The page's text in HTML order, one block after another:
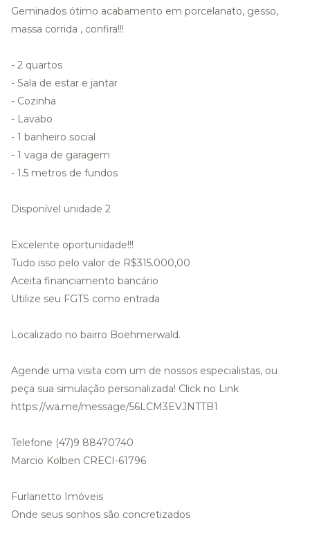
Geminados ótimo acabamento em porcelanato, gesso,
massa corrida , confira!!!
- 2 quartos
- Sala de estar e jantar
- Cozinha
- Lavabo
- 1 banheiro social
- 1 vaga de garagem
- 1.5 metros de fundos
Disponível unidade 2
Excelente oportunidade!!!
Tudo isso pelo valor de R$315.000,00
Aceita financiamento bancário
Utilize seu FGTS como entrada
Localizado no bairro Boehmerwald.
Agende uma visita com um de nossos especialistas, ou
peça sua simulação personalizada! Click no Link
https://wa.me/message/56LCM3EVJNTTB1
Telefone (47)9 88470740
Marcio Kolben CRECI-61796
Furlanetto Imóveis
Onde seus sonhos são concretizados